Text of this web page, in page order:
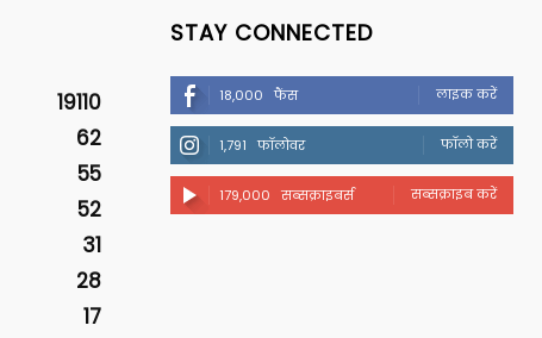
19110
62
55
52
31
28
17
STAY CONNECTED
18,000 फैंस लाइक करें
1,791 फॉलोवर फॉलो करें
179,000 सब्सक्राइबर्स सब्सक्राइब करें